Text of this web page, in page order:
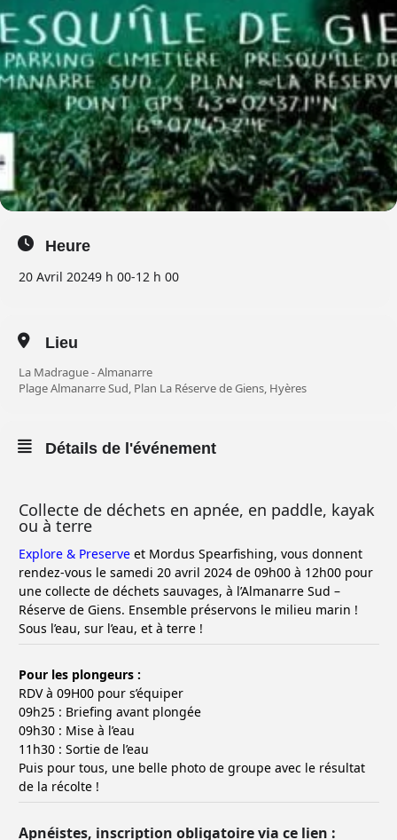
Heure
20 Avril 20249 h 00-12 h 00
Lieu
La Madrague - Almanarre
Plage Almanarre Sud, Plan La Réserve de Giens, Hyères
Détails de l'événement
Collecte de déchets en apnée, en paddle, kayak
ou à terre
Explore & Preserve et Mordus Spearfishing, vous donnent
rendez-vous le samedi 20 avril 2024 de 09h00 à 12h00 pour
une collecte de déchets sauvages, à l’Almanarre Sud –
Réserve de Giens. Ensemble préservons le milieu marin !
Sous l’eau, sur l’eau, et à terre !
Pour les plongeurs :
RDV à 09H00 pour s’équiper
09h25 : Briefing avant plongée
09h30 : Mise à l’eau
11h30 : Sortie de l’eau
Puis pour tous, une belle photo de groupe avec le résultat
de la récolte !
Apnéistes, inscription obligatoire via ce lien :